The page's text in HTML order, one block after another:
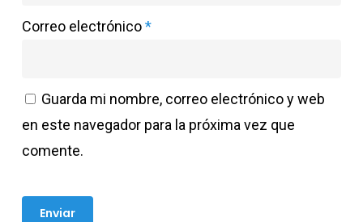
Correo electrónico*
Guarda mi nombre, correo electrónico y web
en este navegador para la próxima vez que
comente.